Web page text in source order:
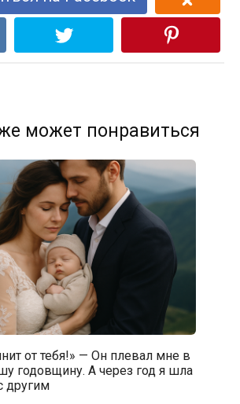
может понравиться
от тебя!» — Он плевал мне в
годовщину. А через год я шла
другим